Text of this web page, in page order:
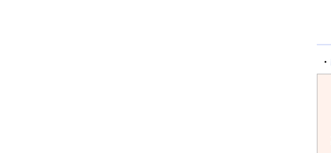
・